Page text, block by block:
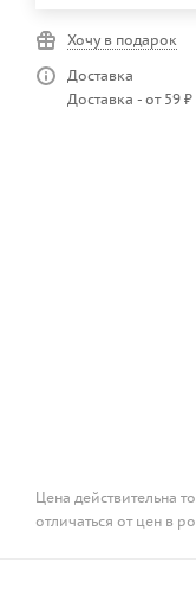
Хочу в подарок
Доставка
Доставка - от 59 ₽
Цена действительна
отличаться от цен в